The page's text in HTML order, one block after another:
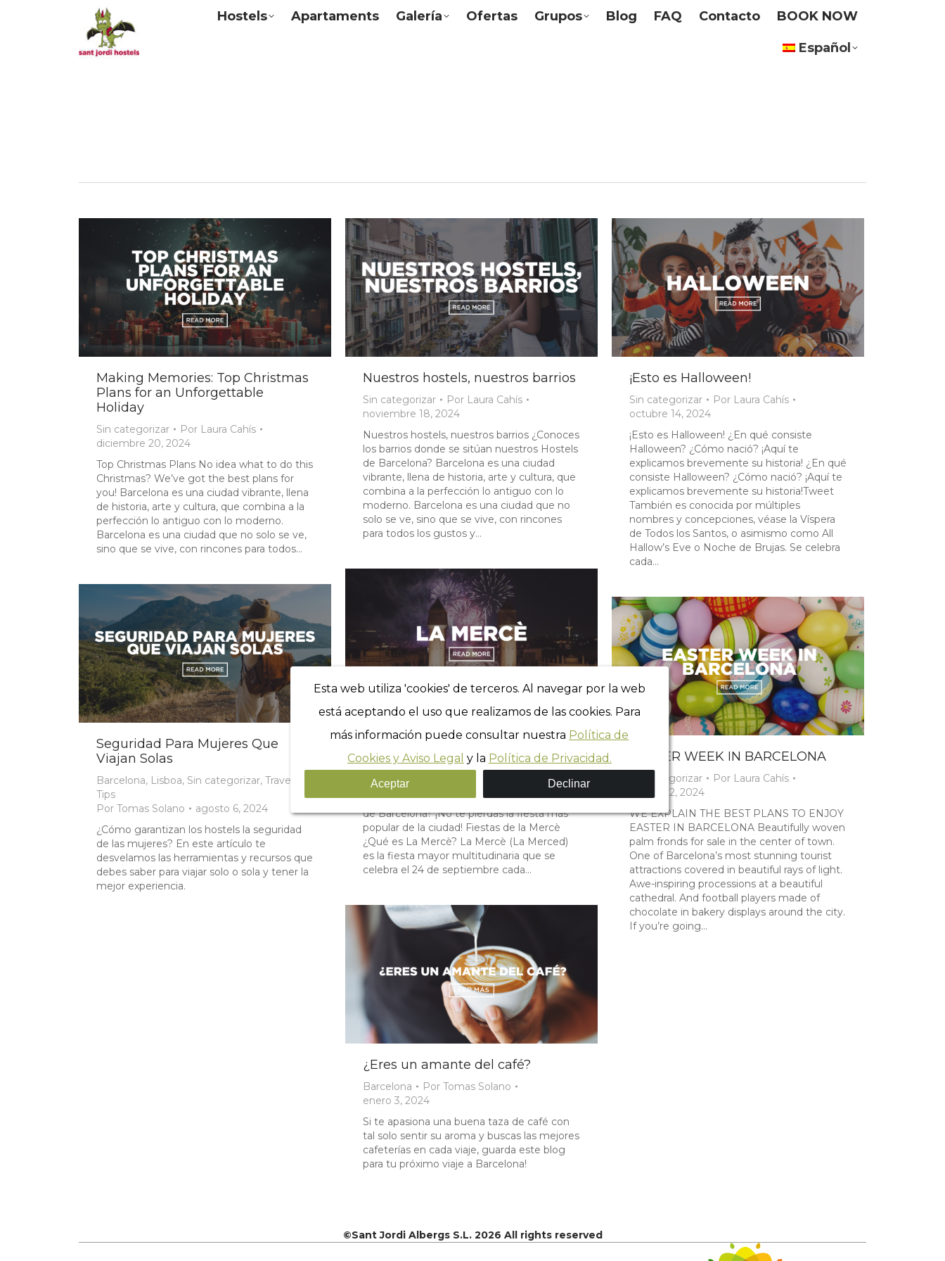
Hostels Apartaments Galería Ofertas Grupos Blog FAQ Contacto BOOK NOW
Español
Making Memories: Top Christmas
Plans for an Unforgettable
Holiday
Sin categorizar Por Laura Cahís
diciembre 20, 2024
Top Christmas Plans No idea what to do this
Christmas? We’ve got the best plans for
you! Barcelona es una ciudad vibrante, llena
de historia, arte y cultura, que combina a la
perfección lo antiguo con lo moderno.
Barcelona es una ciudad que no solo se ve,
sino que se vive, con rincones para todos…
Nuestros hostels, nuestros barrios
Sin categorizar Por Laura Cahís
noviembre 18, 2024
Nuestros hostels, nuestros barrios ¿Conoces
los barrios donde se sitúan nuestros Hostels
de Barcelona? Barcelona es una ciudad
vibrante, llena de historia, arte y cultura, que
combina a la perfección lo antiguo con lo
moderno. Barcelona es una ciudad que no
solo se ve, sino que se vive, con rincones
para todos los gustos y…
¡Esto es Halloween!
Sin categorizar Por Laura Cahís
octubre 14, 2024
¡Esto es Halloween! ¿En qué consiste
Halloween? ¿Cómo nació? ¡Aquí te
explicamos brevemente su historia! ¿En qué
consiste Halloween? ¿Cómo nació? ¡Aquí te
explicamos brevemente su historia!Tweet
También es conocida por múltiples
nombres y concepciones, véase la Víspera
de Todos los Santos, o asimismo como All
Hallow’s Eve o Noche de Brujas. Se celebra
cada…
La Mercè Festival
Sin categorizar Sites Por
Laura Cahís
septiembre 12, 2024
¡No te pierdas la fiesta más popular de la
ciudad! ¿Vas a pasar tu estancia en el centro
de Barcelona? ¡No te pierdas la fiesta más
popular de la ciudad! Fiestas de la Mercè
¿Qué es La Mercè? La Mercè (La Merced)
es la fiesta mayor multitudinaria que se
celebra el 24 de septiembre cada…
Seguridad Para Mujeres Que
Viajan Solas
Barcelona, Lisboa, Sin categorizar, Travel
Tips
Por Tomas Solano
agosto 6, 2024
¿Cómo garantizan los hostels la seguridad
de las mujeres? En este artículo te
desvelamos las herramientas y recursos que
debes saber para viajar solo o sola y tener la
mejor experiencia.
EASTER WEEK IN BARCELONA
Sin categorizar Por Laura Cahís
marzo 22, 2024
WE EXPLAIN THE BEST PLANS TO ENJOY
EASTER IN BARCELONA Beautifully woven
palm fronds for sale in the center of town.
One of Barcelona’s most stunning tourist
attractions covered in beautiful rays of light.
Awe-inspiring processions at a beautiful
cathedral. And football players made of
chocolate in bakery displays around the city.
If you’re going…
¿Eres un amante del café?
Barcelona Por Tomas Solano
enero 3, 2024
Si te apasiona una buena taza de café con
tal solo sentir su aroma y buscas las mejores
cafeterías en cada viaje, guarda este blog
para tu próximo viaje a Barcelona!
©Sant Jordi Albergs S.L. 2026 All rights reserved
Esta web utiliza 'cookies' de terceros. Al navegar por la web
está aceptando el uso que realizamos de las cookies. Para
más información puede consultar nuestra Política de
Cookies y Aviso Legal y la Política de Privacidad.
Aceptar Declinar